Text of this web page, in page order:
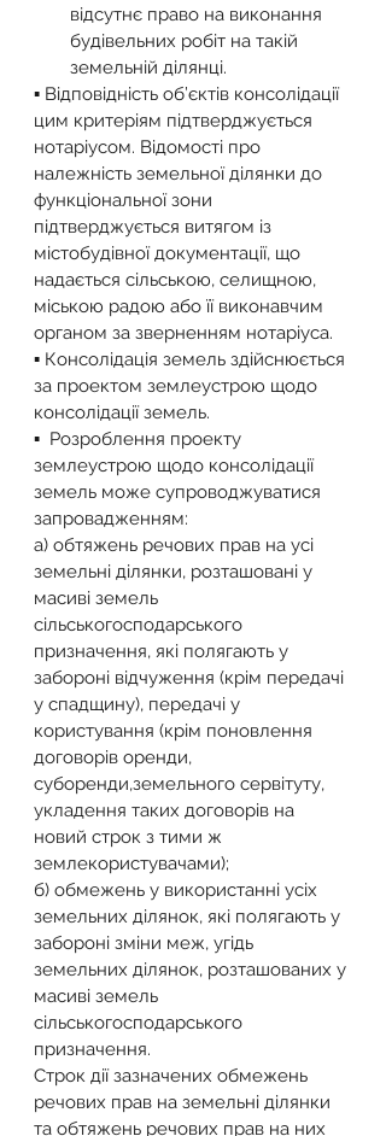
відсутнє право на виконання
будівельних робіт на такій
земельній ділянці.
▪️ Відповідність об’єктів консолідації
цим критеріям підтверджується
нотаріусом. Відомості про
належність земельної ділянки до
функціональної зони
підтверджується витягом із
містобудівної документації, що
надається сільською, селищною,
міською радою або її виконавчим
органом за зверненням нотаріуса.
▪️ Консолідація земель здійснюється
за проектом землеустрою щодо
консолідації земель.
▪️  Розроблення проекту
землеустрою щодо консолідації
земель може супроводжуватися
запровадженням:
а) обтяжень речових прав на усі
земельні ділянки, розташовані у
масиві земель
сільськогосподарського
призначення, які полягають у
забороні відчуження (крім передачі
у спадщину), передачі у
користування (крім поновлення
договорів оренди,
суборенди,земельного сервітуту,
укладення таких договорів на
новий строк з тими ж
землекористувачами);
б) обмежень у використанні усіх
земельних ділянок, які полягають у
забороні зміни меж, угідь
земельних ділянок, розташованих у
масиві земель
сільськогосподарського
призначення.
Строк дії зазначених обмежень
речових прав на земельні ділянки
та обтяжень речових прав на них